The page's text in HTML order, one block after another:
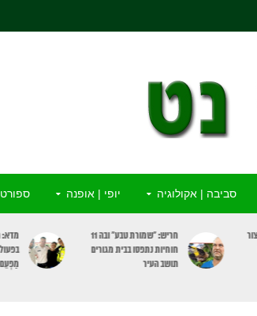
סביבה | אקולוגיה יופי | אופנה ספורט
חריש: “שמורת טבע” ובה 11
חוחיות נתפסו בבית מגורים
תושב העיר
מדא:
מַפְעֵם